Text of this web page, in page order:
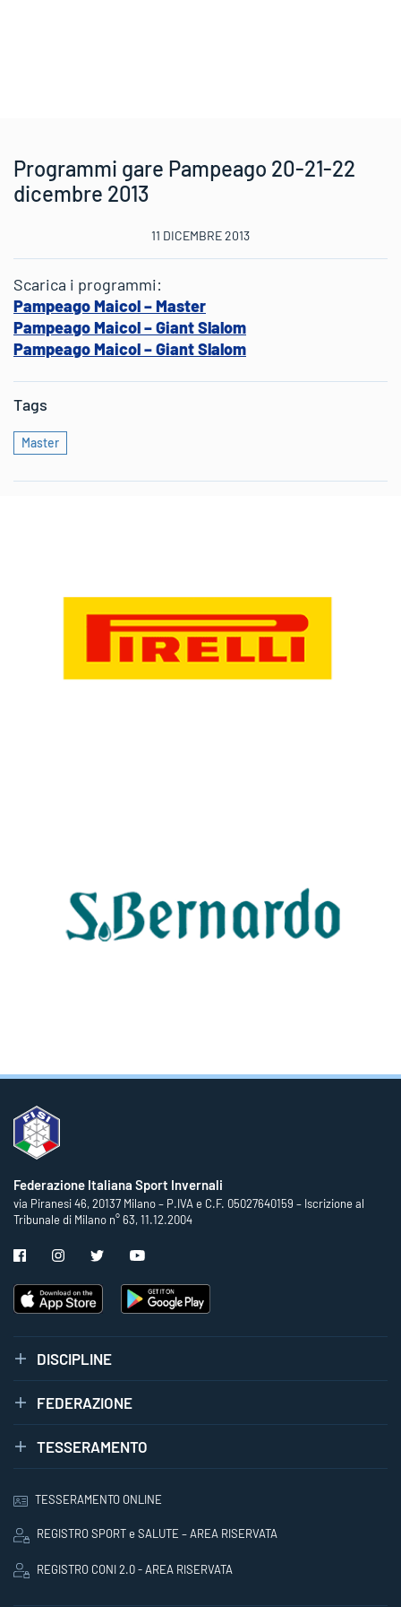
Programmi gare Pampeago 20-21-22
dicembre 2013
11 DICEMBRE 2013
Scarica i programmi:
Pampeago Maicol – Master
Pampeago Maicol – Giant Slalom
Pampeago Maicol – Giant Slalom
Tags
Master
Federazione Italiana Sport Invernali
via Piranesi 46, 20137 Milano – P.IVA e C.F. 05027640159 – Iscrizione al
Tribunale di Milano n° 63, 11.12.2004
DISCIPLINE
FEDERAZIONE
TESSERAMENTO
TESSERAMENTO ONLINE
REGISTRO SPORT e SALUTE – AREA RISERVATA
REGISTRO CONI 2.0 - AREA RISERVATA